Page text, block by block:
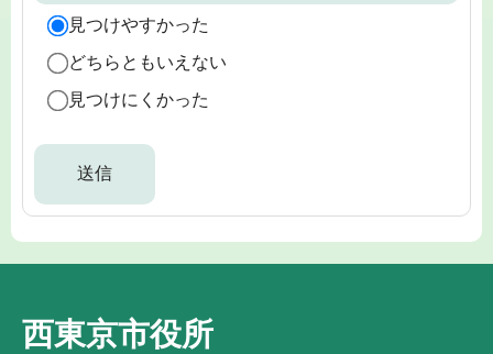
見つけやすかった
どちらともいえない
見つけにくかった
西東京市役所